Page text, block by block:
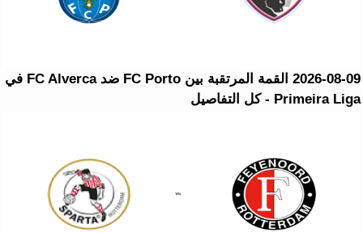
2026-08-09 القمة المرتقبة بين FC Porto ضد FC Alverca في
Primeira Liga - كل التفاصيل